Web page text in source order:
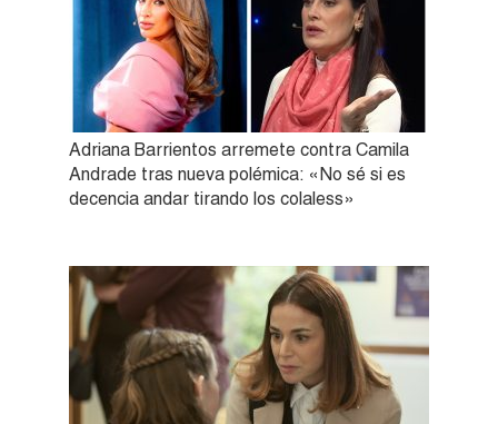
Adriana Barrientos arremete contra Camila
Andrade tras nueva polémica: «No sé si es
decencia andar tirando los colaless»